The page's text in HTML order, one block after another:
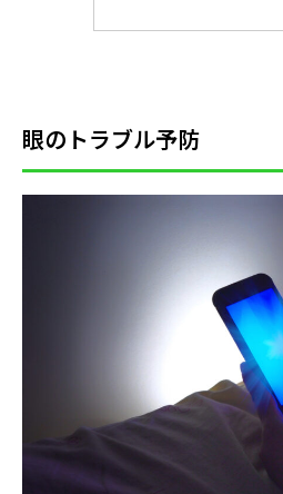
眼のトラブル予防